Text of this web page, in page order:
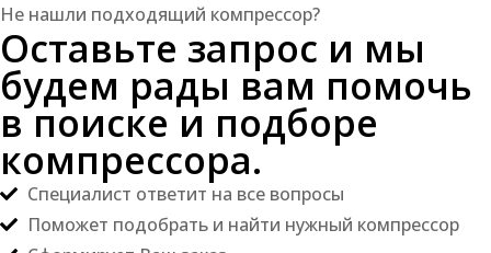
Не нашли подходящий компрессор?
Оставьте запрос и мы
будем рады вам помочь
в поиске и подборе
компрессора.
Специалист ответит на все вопросы
Поможет подобрать и найти нужный компрессор